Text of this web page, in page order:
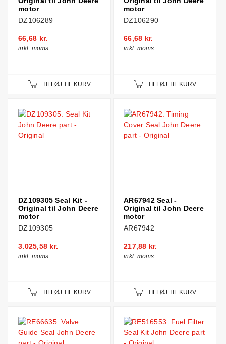
motor
DZ106289
66,68 kr.
inkl. moms
TILFØJ TIL KURV
motor
DZ106290
66,68 kr.
inkl. moms
TILFØJ TIL KURV
DZ109305 Seal Kit -
Original til John Deere
motor
DZ109305
3.025,58 kr.
inkl. moms
TILFØJ TIL KURV
AR67942 Seal -
Original til John Deere
motor
AR67942
217,88 kr.
inkl. moms
TILFØJ TIL KURV